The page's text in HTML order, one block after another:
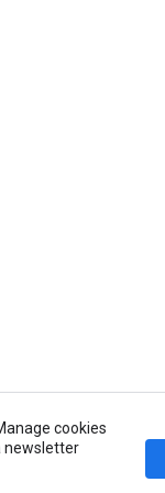
cookies
newsletter